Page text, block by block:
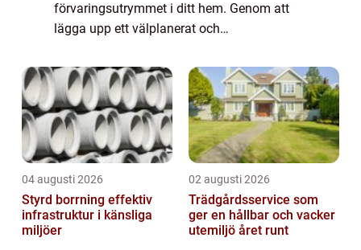
förvaringsutrymmet i ditt hem. Genom att
lägga upp ett välplanerat och
oordning och skapa ordning och reda i ditt
boende. I denn...
04 augusti 2026
Styrd borrning effektiv
infrastruktur i känsliga
miljöer
02 augusti 2026
Trädgårdsservice som
ger en hållbar och vacker
utemiljö året runt